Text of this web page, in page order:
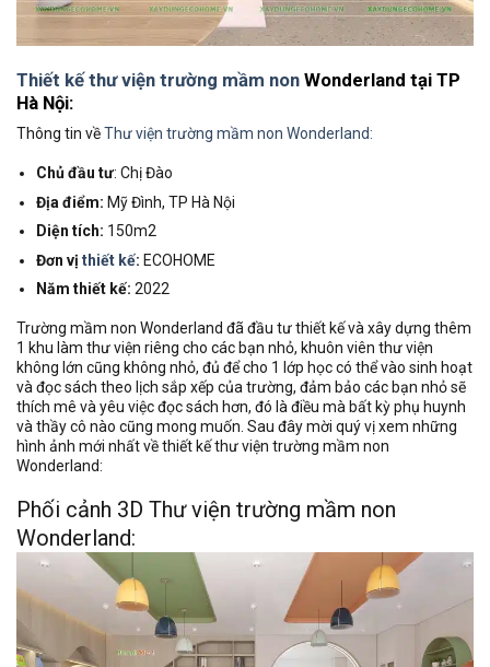
Thiết kế thư viện trường mầm non Wonderland tại TP
Hà Nội:
Thông tin vềThư viện trường mầm non Wonderland:
Chủ đầu tư: Chị Đào
Địa điểm: Mỹ Đình, TP Hà Nội
Diện tích: 150m2
Đơn vịthiết kế: ECOHOME
Năm thiết kế: 2022
Trường mầm non Wonderland đã đầu tư thiết kế và xây dựng thêm
1 khu làm thư viện riêng cho các bạn nhỏ, khuôn viên thư viện
không lớn cũng không nhỏ, đủ để cho 1 lớp học có thể vào sinh hoạt
và đọc sách theo lịch sắp xếp của trường, đảm bảo các bạn nhỏ sẽ
thích mê và yêu việc đọc sách hơn, đó là điều mà bất kỳ phụ huynh
và thầy cô nào cũng mong muốn. Sau đây mời quý vị xem những
hình ảnh mới nhất về thiết kế thư viện trường mầm non
Wonderland:
Phối cảnh 3D Thư viện trường mầm non
Wonderland: